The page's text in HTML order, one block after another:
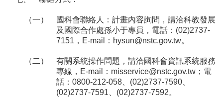
（一）
國科會聯絡人：計畫內容詢問，請洽科教發展
及國際合作處孫小于專員，電話：(02)2737-
7151，E-mail： hysun@nstc.gov.tw。
（二）
有關系統操作問題，請洽國科會資訊系統服務
專線，E-mail： misservice@nstc.gov.tw ；電
話：0800-212-058、(02)2737-7590、
(02)2737-7591、(02)2737-7592。